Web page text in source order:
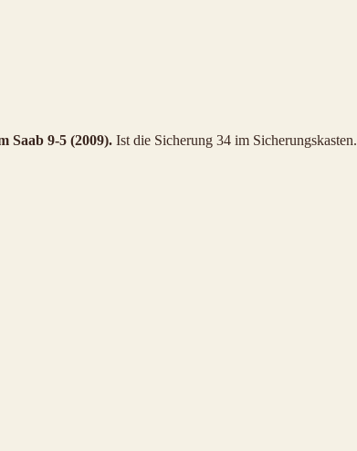
Saab 9-5 (2009). Ist die Sicherung 34 im Sicherungskasten.